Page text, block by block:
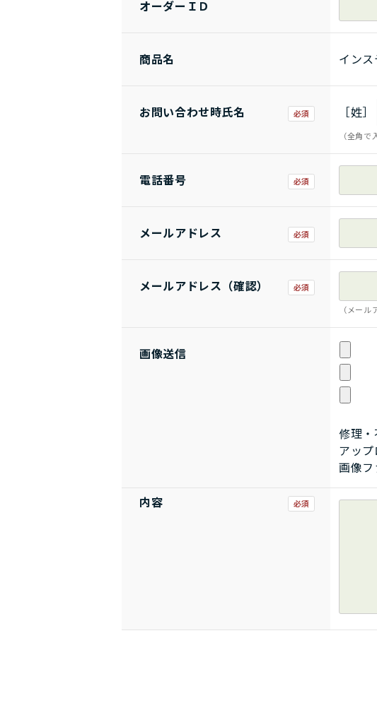
オーダーＩＤ
商品名 インス
お問い合わせ時氏名 ［姓］
（全角で
電話番号
メールアドレス
メールアドレス（確認）
（メー
画像送信
修理・
アッ
画像フ
内容